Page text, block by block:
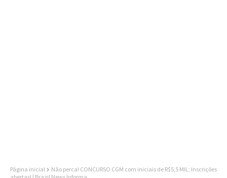
Página inicial
Não perca! CONCURSO CGM com iniciais de R$5,5 MIL; Inscrições